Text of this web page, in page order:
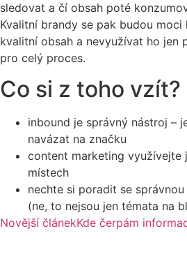
sledovat a čí obsah poté
Kvalitní brandy se pak budou
kvalitní obsah a nevyužívat ho jen
pro celý proces.
Co si z toho vzít?
inbound je správný nástroj –
navázat na značku
content marketing využívejte
místech
nechte si poradit se
(ne, to nejsou jen témata na
Novější článekKde čerpám